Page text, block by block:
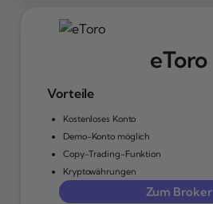
eToro
Vorteile
Kostenloses Konto
Demo-Konto möglich
Copy-Trading-Funktion
Kryptowährungen
Zum Broker